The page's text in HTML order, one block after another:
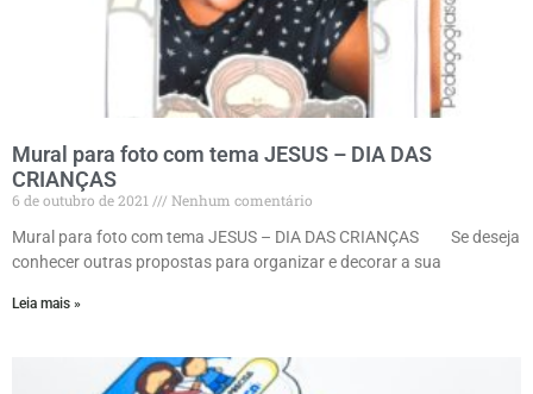
Mural para foto com tema JESUS – DIA DAS
CRIANÇAS
6 de outubro de 2021
Nenhum comentário
Mural para foto com tema JESUS – DIA DAS CRIANÇAS Se deseja
conhecer outras propostas para organizar e decorar a sua
Leia mais »